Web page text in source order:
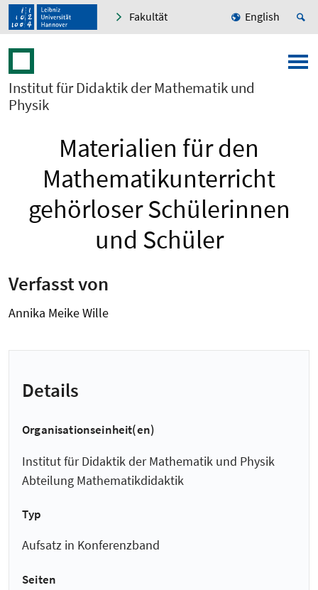
Fakultät English
Institut für Didaktik der Mathematik und
Physik
Materialien für den
Mathematikunterricht
gehörloser Schülerinnen
und Schüler
Verfasst von
Annika Meike Wille
Details
Organisationseinheit(en)
Institut für Didaktik der Mathematik und Physik
Abteilung Mathematikdidaktik
Typ
Aufsatz in Konferenzband
Seiten